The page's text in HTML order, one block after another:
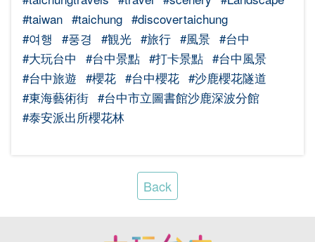
#taiwan #taichung #discovertaichung
#여행 #풍경 #観光 #旅行 #風景 #台中
#大玩台中 #台中景點 #打卡景點 #台中風景
#台中旅遊 #櫻花 #台中櫻花 #沙鹿櫻花隧道
#東海藝術街 #台中市立圖書館沙鹿深波分館
#泰安派出所櫻花林
Back